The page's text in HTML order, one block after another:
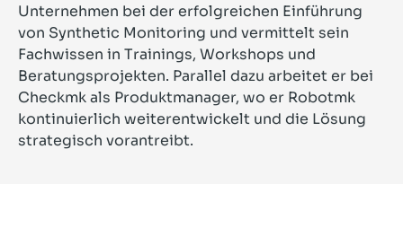
Unternehmen bei der erfolgreichen Einführung
von Synthetic Monitoring und vermittelt sein
Fachwissen in Trainings, Workshops und
Beratungsprojekten. Parallel dazu arbeitet er bei
Checkmk als Produktmanager, wo er Robotmk
kontinuierlich weiterentwickelt und die Lösung
strategisch vorantreibt.